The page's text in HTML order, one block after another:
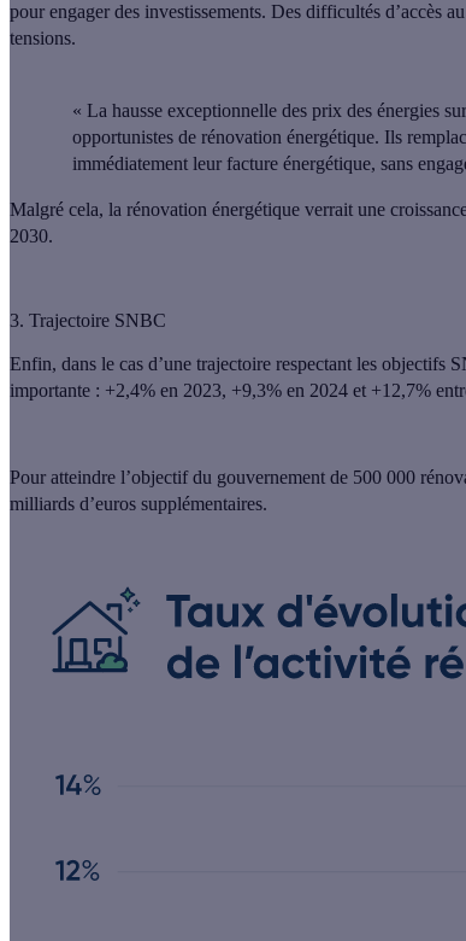
pour engager des investissements. Des difficultés d’accès
tensions.
« La hausse exceptionnelle des prix des énergies
opportunistes de rénovation énergétique. Ils
immédiatement leur facture énergétique, sans
Malgré cela, la rénovation énergétique verrait une
2030.
3. Trajectoire SNBC
Enfin, dans le cas d’une trajectoire respectant les objectifs
importante : +2,4% en 2023, +9,3% en 2024 et +12,7%
Pour atteindre l’objectif du gouvernement de 500 000
milliards d’euros supplémentaires.